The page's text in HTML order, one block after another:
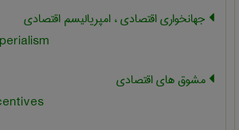
جهانخواری اقتصادی ، امپریالیسم اقتصادی
مشوق های اقتصادی